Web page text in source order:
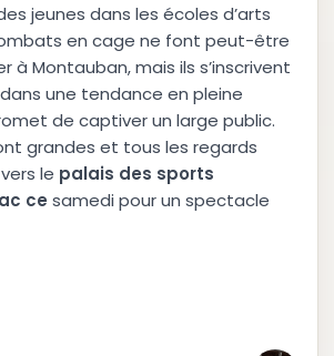
jeunes dans les écoles d’arts
en cage ne font peut-être
à Montauban, mais ils s’inscrivent
une tendance en pleine
de captiver un large public.
grandes et tous les regards
le palais des sports
ac ce samedi pour un spectacle